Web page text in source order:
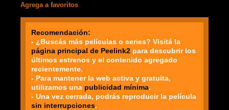
Agrega a favoritos
Recomendación:
- ¿Buscás más películas o series? Visitá la
página principal de Peelink2 para descubrir los
últimos estrenos y el contenido agregado
recientemente.
- Para mantener la web activa y gratuita,
utilizamos una publicidad mínima.
- Una vez cerrada, podrás reproducir la película
sin interrupciones.